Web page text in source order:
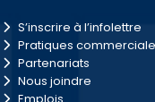
S’inscrire à l’infolettre
Pratiques
Partenariats
Nous joindre